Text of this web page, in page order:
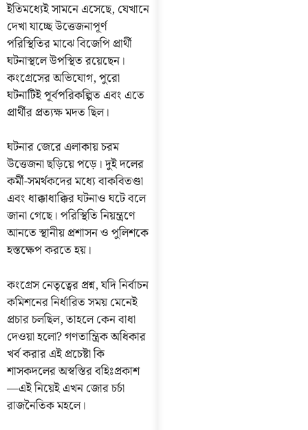
ইতিমধ্যেই সামনে এসেছে, যেখানে
দেখা যাচ্ছে উত্তেজনাপূর্ণ
পরিস্থিতির মাঝে বিজেপি প্রার্থী
ঘটনাস্থলে উপস্থিত রয়েছেন।
কংগ্রেসের অভিযোগ, পুরো
ঘটনাটিই পূর্বপরিকল্পিত এবং এতে
প্রার্থীর প্রত্যক্ষ মদত ছিল।
ঘটনার জেরে এলাকায় চরম
উত্তেজনা ছড়িয়ে পড়ে। দুই দলের
কর্মী-সমর্থকদের মধ্যে বাকবিতণ্ডা
এবং ধাক্কাধাক্কির ঘটনাও ঘটে বলে
জানা গেছে। পরিস্থিতি নিয়ন্ত্রণে
আনতে স্থানীয় প্রশাসন ও পুলিশকে
হস্তক্ষেপ করতে হয়।
কংগ্রেস নেতৃত্বের প্রশ্ন, যদি নির্বাচন
কমিশনের নির্ধারিত সময় মেনেই
প্রচার চলছিল, তাহলে কেন বাধা
দেওয়া হলো? গণতান্ত্রিক অধিকার
খর্ব করার এই প্রচেষ্টা কি
শাসকদলের অস্বস্তির বহিঃপ্রকাশ
—এই নিয়েই এখন জোর চর্চা
রাজনৈতিক মহলে।